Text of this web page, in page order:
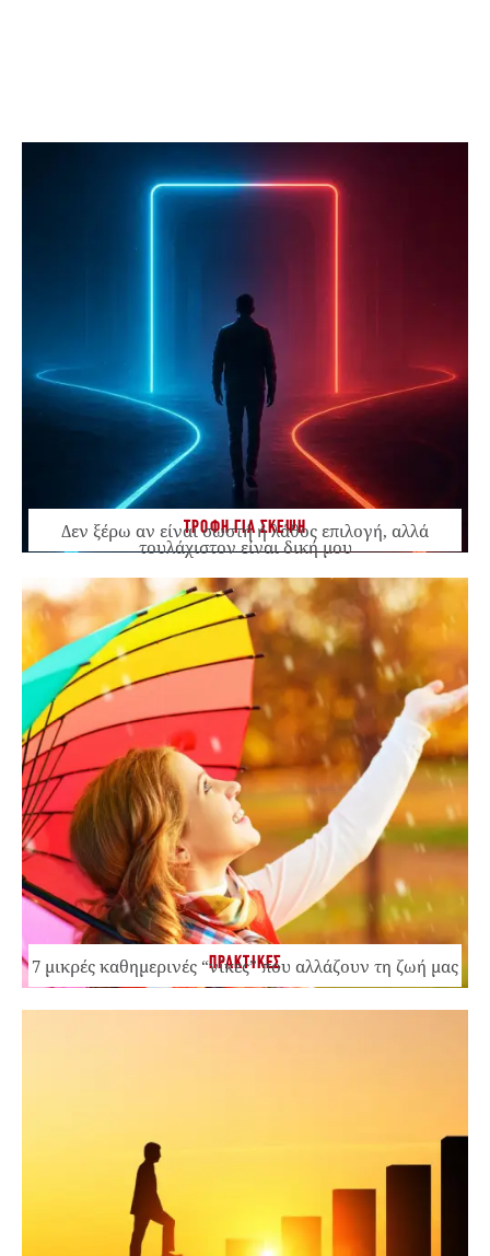
ΤΡΟΦΗ ΓΙΑ ΣΚΕΨΗ
Δεν ξέρω αν είναι σωστή ή λάθος επιλογή, αλλά
τουλάχιστον είναι δική μου
ΠΡΑΚΤΙΚΕΣ
7 μικρές καθημερινές “νίκες” που αλλάζουν τη ζωή μας